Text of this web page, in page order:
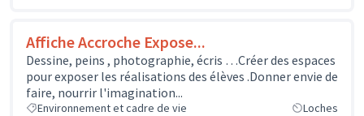
Affiche Accroche Expose...
Dessine, peins , photographie, écris …Créer des espaces
pour exposer les réalisations des élèves .Donner envie de
faire, nourrir l'imagination...
Environnement et cadre de vie Loches